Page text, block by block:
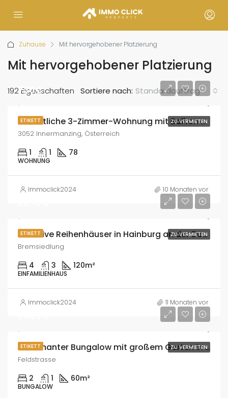
Zuhause Mit hervorgehobener Platzierung
Mit hervorgehobener Platzierung
192 Eigenschaften Sortiere nach: Standardauftrag
ETIKETT ZU VERMIETEN
730€
Gemütliche 3-Zimmer-Wohnung mit Balkon & Garage in Innermanzing – Sofort beziehbar!
3052 Innermanzing, Österreich
1 1 78
WOHNUNG
Immoclick2024 10 Monaten vor
ETIKETT ZU VERMIETEN
Exklusive Reihenhäuser in Hainburg an der Donau – Erstbezug, modern & naturnah!
Bremsiedlung
4 3 120m²
EINFAMILIENHAUS
Immoclick2024 11 Monaten vor
ETIKETT ZU VERMIETENCharmanter Bungalow mit großem Garten in Zwölfaxing – Bereits vermietet!
Feldstrasse
2 1 60m²
BUNGALOW